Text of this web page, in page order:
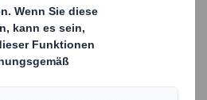
der Nähe von Bangkok zählt
Universitäten in
das International College, an
Studierende, als auch